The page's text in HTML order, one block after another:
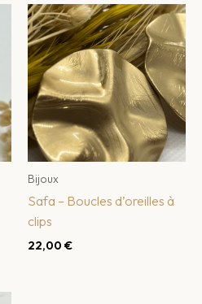
Bijoux
Safa – Boucles d’oreilles à
clips
22,00 €